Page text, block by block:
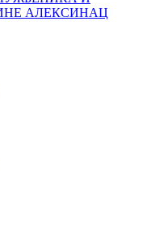
АЛЕКСИНАЦ